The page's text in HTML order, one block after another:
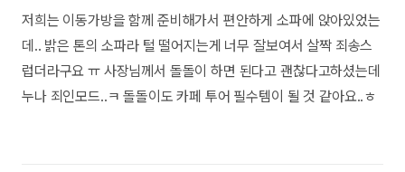
저희는 이동가방을 함께 준비해가서 편안하게 소파에 앉아있었는
데.. 밝은 톤의 소파라 털 떨어지는게 너무 잘보여서 살짝 죄송스
럽더라구요 ㅠ 사장님께서 돌돌이 하면 된다고 괜찮다고하셨는데
누나 죄인모드..ㅋ 돌돌이도 카페 투어 필수템이 될 것 같아요..ㅎ